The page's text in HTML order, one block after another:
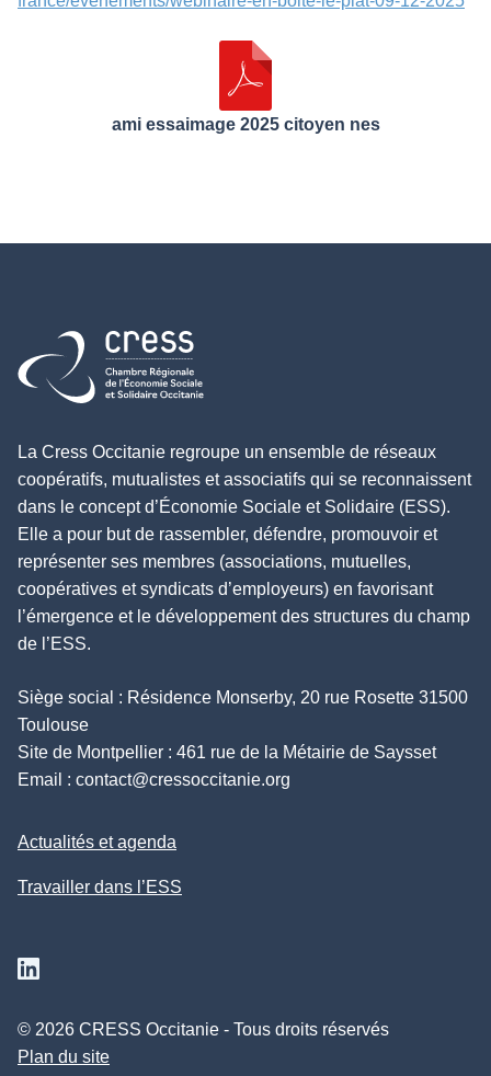
ami essaimage 2025 citoyen nes
Retour à l'accueil
La Cress Occitanie regroupe un ensemble de réseaux
coopératifs, mutualistes et associatifs qui se reconnaissent
dans le concept d’Économie Sociale et Solidaire (ESS).
Elle a pour but de rassembler, défendre, promouvoir et
représenter ses membres (associations, mutuelles,
coopératives et syndicats d’employeurs) en favorisant
l’émergence et le développement des structures du champ
de l’ESS.
Siège social : Résidence Monserby, 20 rue Rosette 31500
Toulouse
Site de Montpellier : 461 rue de la Métairie de Saysset
Email : contact@cressoccitanie.org
Actualités et agenda
Travailler dans l’ESS
© 2026 CRESS Occitanie - Tous droits réservés
Plan du site